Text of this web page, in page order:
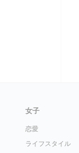
女子
恋愛
ライフスタイル